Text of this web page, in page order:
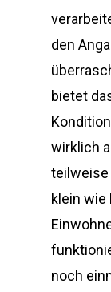
den
bietet
wirklich
teilweise
klein wie
noch